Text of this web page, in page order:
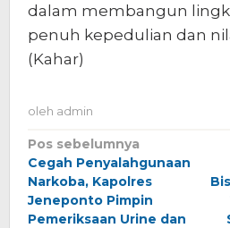
dalam membangun
penuh kepedulian dan
(Kahar)
oleh admin
Navigasi
pos
Pos sebelumnya
Cegah Penyalahgunaan
Narkoba, Kapolres
Jeneponto Pimpin
Pemeriksaan Urine dan